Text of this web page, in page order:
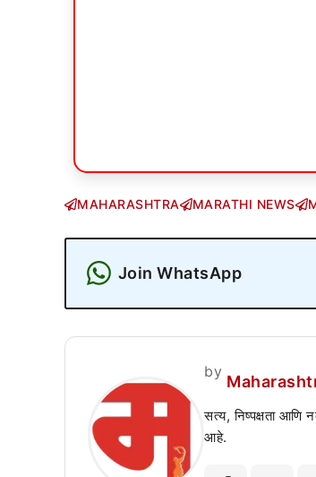
MAHARASHTRA MARATHI NEWS
Join WhatsApp
by
सत्य, निष्पक्षता आणि
आहे.